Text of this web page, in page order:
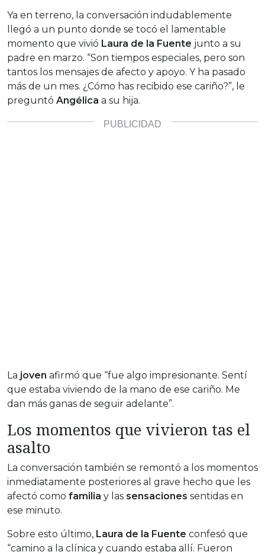
Ya en terreno, la conversación indudablemente
llegó a un punto donde se tocó el lamentable
momento que vivió Laura de la Fuente junto a su
padre en marzo. “Son tiempos especiales, pero son
tantos los mensajes de afecto y apoyo. Y ha pasado
más de un mes. ¿Cómo has recibido ese cariño?”, le
preguntó Angélica a su hija.
La joven afirmó que “fue algo impresionante. Sentí
que estaba viviendo de la mano de ese cariño. Me
dan más ganas de seguir adelante”.
Los momentos que vivieron tas el
asalto
La conversación también se remontó a los momentos
inmediatamente posteriores al grave hecho que les
afectó como familia y las sensaciones sentidas en
ese minuto.
Sobre esto último, Laura de la Fuente confesó que
“camino a la clínica y cuando estaba allí. Fueron